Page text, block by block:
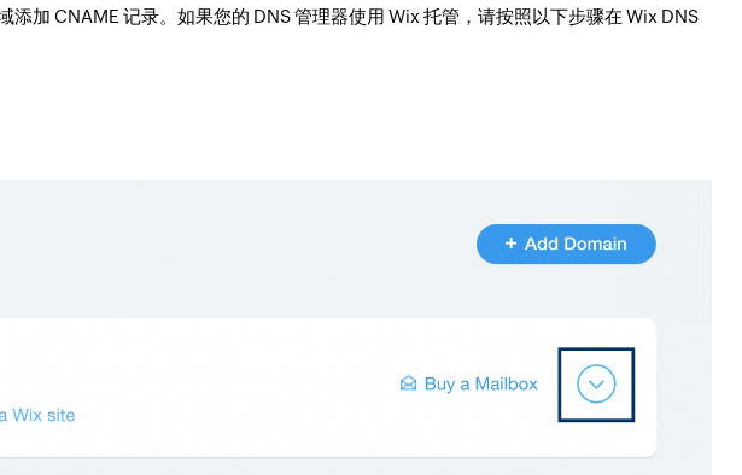
加 CNAME 记录。如果您的 DNS 管理器使用 Wix 托管，请按照以下步骤在 Wix DNS